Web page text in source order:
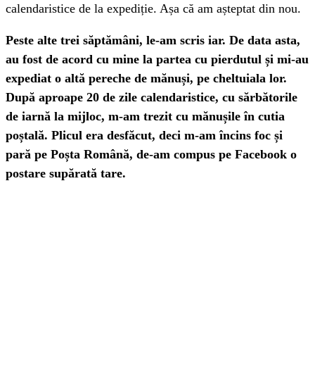
calendaristice de la expediție. Așa că am așteptat din nou.
Peste alte trei săptămâni, le-am scris iar. De data asta,
au fost de acord cu mine la partea cu pierdutul și mi-au
expediat o altă pereche de mănuși, pe cheltuiala lor.
După aproape 20 de zile calendaristice, cu sărbătorile
de iarnă la mijloc, m-am trezit cu mănușile în cutia
poștală. Plicul era desfăcut, deci m-am încins foc și
pară pe Poșta Română, de-am compus pe Facebook o
postare supărată tare.